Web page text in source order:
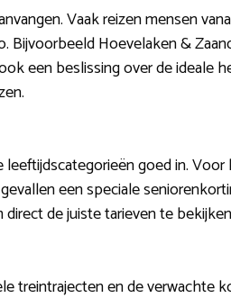
Vaak reizen mensen
Bijvoorbeeld Hoevelaken &
een beslissing over de ideale
goed in.
een speciale
de juiste tarieven te
treintrajecten en de verwachte